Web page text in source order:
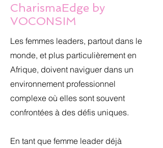
CharismaEdge by
VOCONSIM
Les femmes leaders, partout dans le
monde, et plus particulièrement en
Afrique, doivent naviguer dans un
environnement professionnel
complexe où elles sont souvent
confrontées à des défis uniques.
En tant que femme leader déjà